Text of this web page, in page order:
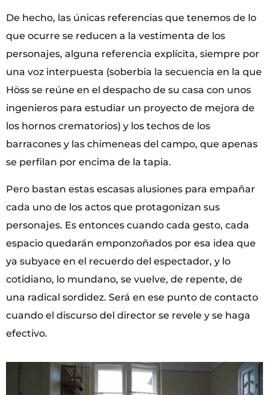
De hecho, las únicas referencias que tenemos de lo
que ocurre se reducen a la vestimenta de los
personajes, alguna referencia explícita, siempre por
una voz interpuesta (soberbia la secuencia en la que
Höss se reúne en el despacho de su casa con unos
ingenieros para estudiar un proyecto de mejora de
los hornos crematorios) y los techos de los
barracones y las chimeneas del campo, que apenas
se perfilan por encima de la tapia.
Pero bastan estas escasas alusiones para empañar
cada uno de los actos que protagonizan sus
personajes. Es entonces cuando cada gesto, cada
espacio quedarán emponzoñados por esa idea que
ya subyace en el recuerdo del espectador, y lo
cotidiano, lo mundano, se vuelve, de repente, de
una radical sordidez. Será en ese punto de contacto
cuando el discurso del director se revele y se haga
efectivo.